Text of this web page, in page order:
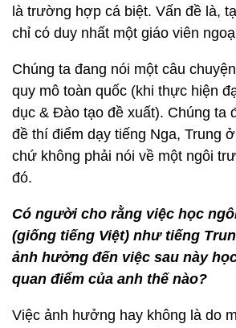
là trường hợp cá biệt. Vấn đề là,
chỉ có duy nhất một giáo viên
Chúng ta đang nói một câu
quy mô toàn quốc (khi thực hiện
dục & Đào tạo đề xuất). Chúng ta
đề thí điểm dạy tiếng Nga, Trung
chứ không phải nói về một ngôi
đó.
Có người cho rằng việc học
(giống tiếng Việt) như tiếng
ảnh hưởng đến việc sau này
quan điểm của anh thế nào?
Việc ảnh hưởng hay không là do